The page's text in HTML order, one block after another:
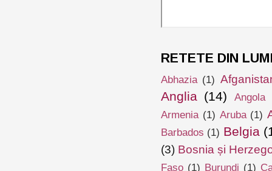
RETETE DIN
Abhazia (1)
Anglia (14) Angola
Armenia (1) Aruba (1)
Barbados (1) Belgia
(3) Bosnia și
Faso (1) Burundi (1)